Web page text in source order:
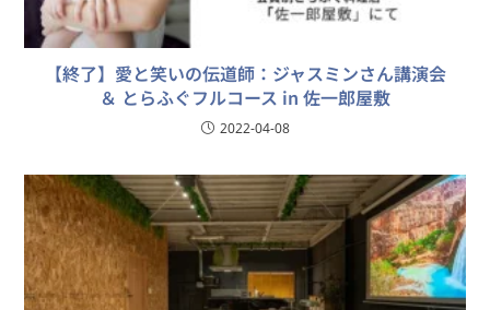
【終了】愛と笑いの伝道師：ジャスミンさん講演会
＆ とらふぐフルコース in 佐一郎屋敷
2022-04-08